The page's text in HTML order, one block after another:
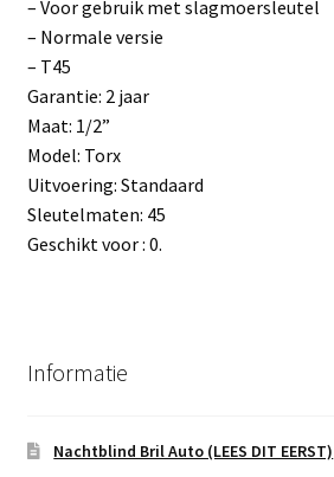
– Voor gebruik met slagmoersleutel
– Normale versie
– T45
Garantie: 2 jaar
Maat: 1/2”
Model: Torx
Uitvoering: Standaard
Sleutelmaten: 45
Geschikt voor : 0.
Informatie
Nachtblind Bril Auto (LEES DIT EERST)